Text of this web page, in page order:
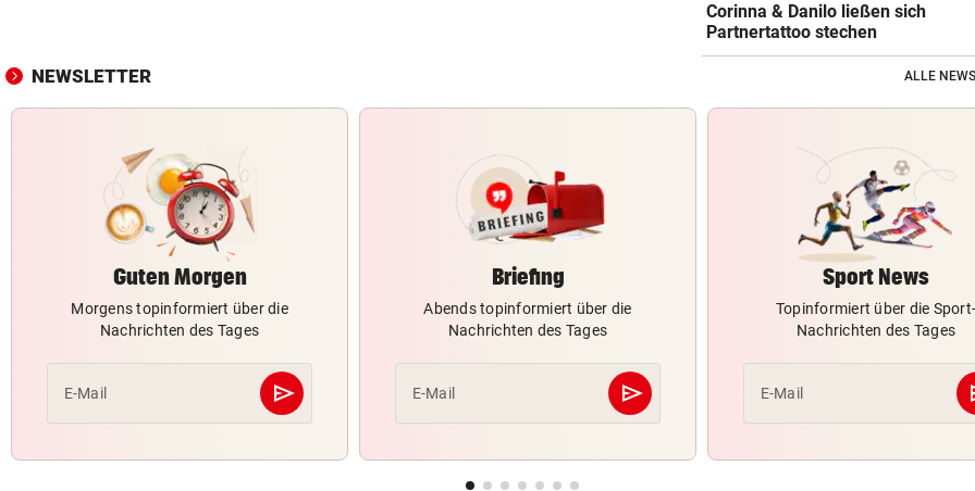
Corinna & Danilo ließen sich
Partnertattoo stechen
NEWSLETTER ALLE
Guten Morgen
Morgens topinformiert über die
Nachrichten des Tages
E-Mail send
Abschicken
Briefing
Abends topinformiert über die
Nachrichten des Tages
E-Mail send
Abschicken
Sport News
Topinformiert über die Sport-
Nachrichten des Tages
E-Mail